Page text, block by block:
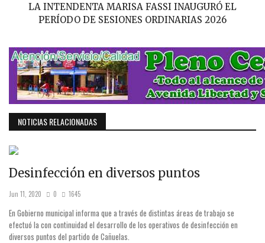
LA INTENDENTA MARISA FASSI INAUGURÓ EL
PERÍODO DE SESIONES ORDINARIAS 2026
NOTICIAS RELACIONADAS
Desinfección en diversos puntos
Jun 11, 2020 0 1645
En Gobierno municipal informa que a través de distintas áreas de trabajo se
efectuó la con continuidad el desarrollo de los operativos de desinfección en
diversos puntos del partido de Cañuelas.